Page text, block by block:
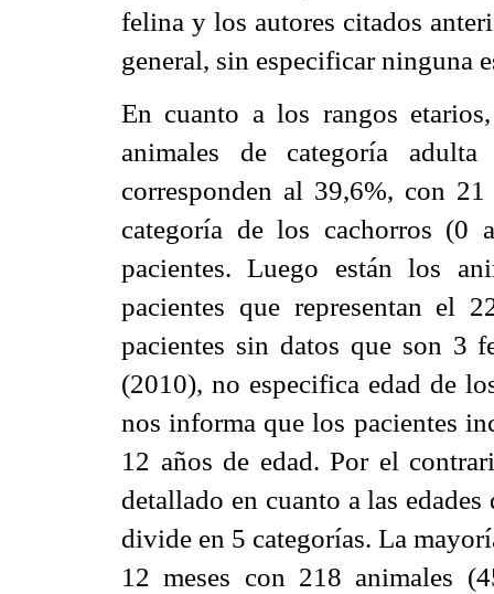
felina y los autores citados
general, sin especificar ninguna
En cuanto a los rangos
animales de categoría
corresponden al 39,6%, con
categoría de los cachorros
pacientes. Luego están los
pacientes que representan el
pacientes sin datos que son 3
(2010), no especifica edad de
nos informa que los pacientes
12 años de edad. Por el
detallado en cuanto a las
divide en 5 categorías. La
12 meses con 218 animales